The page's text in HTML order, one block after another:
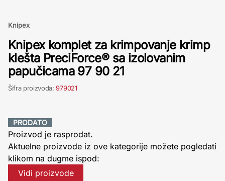
Knipex
Knipex komplet za krimpovanje krimp
klešta PreciForce® sa izolovanim
papučicama 97 90 21
Šifra proizvoda:979021
PRODATO
Proizvod je rasprodat.
Aktuelne proizvode iz ove kategorije možete pogledati
klikom na dugme ispod:
Vidi proizvode